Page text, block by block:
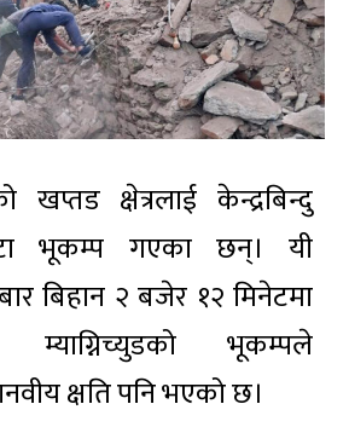
खप्तड क्षेत्रलाई केन्द्रबिन्दु
भूकम्प गएका छन्। यी
बिहान २ बजेर १२ मिनेटमा
भूकम्पले
क्षति पनि भएको छ।